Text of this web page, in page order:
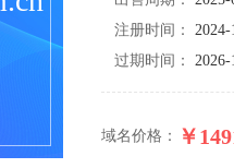
注册时间：
2024-
过期时间：
2026-
域名价格： ￥